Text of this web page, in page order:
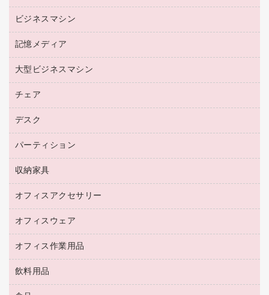
リサイクルトナー（プール方式）
リサイクルインクカートリッジ
プリンタ用リボン
トナーカートリッジ
コピートナー
インクカートリッジ
帳票用紙／フォーム用紙
ワープロ用紙
ラベル用紙
プロッター用紙
ハガキ用紙
その他コピー用紙・プリンタ用紙
コピー用紙
パソコン周辺機器
各種ケーブル
マウスパッド
マウス
パソコンバッグ／収納用品
ネットワーク／ＬＡＮ機器
ネットワーク／ＬＡＮアクセサリー
セキュリティ用品
ＵＳＢハブ／ＵＳＢアクセサリー
ＯＡフィルター
ＯＡクリーナー／エアダスター
ビジネスマシン
電話機
レーザープリンタ／複合機
メモリーカード
プロジェクタ
ファクシミリ
デジタルカメラ
スキャナー
コピー機
記憶メディア
ブルーレイディスク
ＣＤ－ＲＷ
ＣＤ－Ｒ
メディア収納用品
大型ビジネスマシン
プリンタ
チェア
応接イス・ベンチ
オフィスチェア
デスク
ミーティングテーブル
デスク
カウンター
パーティション
ホワイトボード・黒板
収納家具
保管庫・書庫
ロッカー・下駄箱
その他収納
オフィスアクセサリー
オフィスアクセサリー
オフィスウェア
医療・介護・ワーキングウェア
ブラウス・シャツ
アウター
オフィス作業用品
養生用品
防災用品
飲料用品